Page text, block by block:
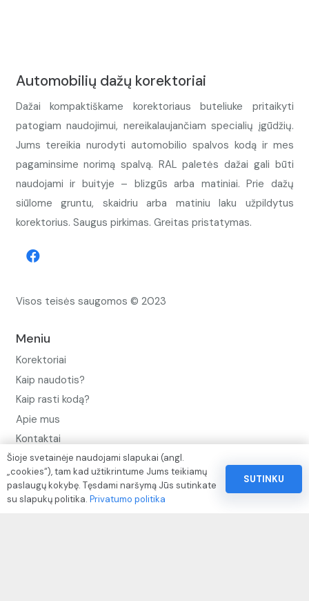
Automobilių dažų korektoriai
Dažai kompaktiškame korektoriaus buteliuke pritaikyti
patogiam naudojimui, nereikalaujančiam specialių įgūdžių.
Jums tereikia nurodyti automobilio spalvos kodą ir mes
pagaminsime norimą spalvą. RAL paletės dažai gali būti
naudojami ir buityje – blizgūs arba matiniai. Prie dažų
siūlome gruntu, skaidriu arba matiniu laku užpildytus
korektorius. Saugus pirkimas. Greitas pristatymas.
Visos teisės saugomos © 2023
Meniu
Korektoriai
Kaip naudotis?
Kaip rasti kodą?
Apie mus
Kontaktai
Privatumo politika
Pinigų ir prekių grąžinimo politika
Paslaugų naudojimo sąlygos ir taisyklės
Šioje svetainėje naudojami slapukai (angl.
„cookies“), tam kad užtikrintume Jums teikiamų
paslaugų kokybę. Tęsdami naršymą Jūs sutinkate
su slapukų politika. Privatumo politika
SUTINKU